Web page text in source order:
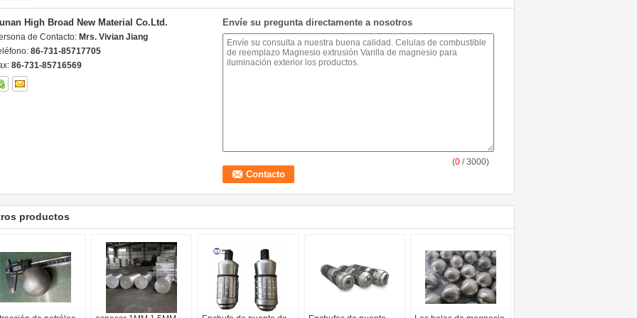
High Broad New Material Co.Ltd.
de Contacto: Mrs. Vivian Jiang
86-731-85717705
86-731-85716569
Envíe su pregunta directamente a nosotros
(0 / 3000)
productos